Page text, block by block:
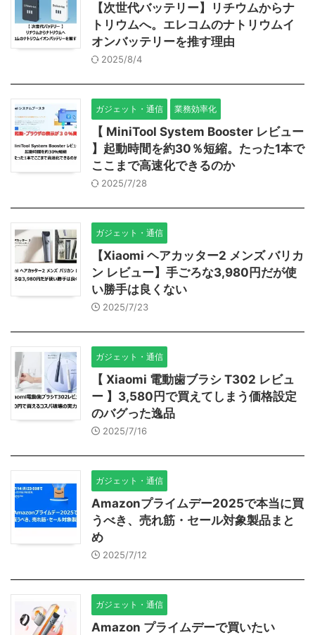
【次世代バッテリー】リチウムからナ
トリウムへ。エレコムのナトリウムイ
オンバッテリーを推す理由
2025/8/4
ガジェット・通信 業務効率化
【 MiniTool System Booster レビュー
】起動時間を約30％短縮。たった1本で
ここまで高速化できるのか
2025/7/28
ガジェット・通信
【Xiaomi ヘアカッター2 メンズ バリカ
ン レビュー】手ごろな3,980円だが使
い勝手は良くない
2025/7/23
ガジェット・通信
【 Xiaomi 電動歯ブラシ T302 レビュ
ー 】3,580円で買えてしまう価格設定
のバグった逸品
2025/7/16
ガジェット・通信
Amazonプライムデー2025で本当に買
うべき、売れ筋・セール対象製品まと
め
2025/7/12
ガジェット・通信
Amazon プライムデーで買いたい